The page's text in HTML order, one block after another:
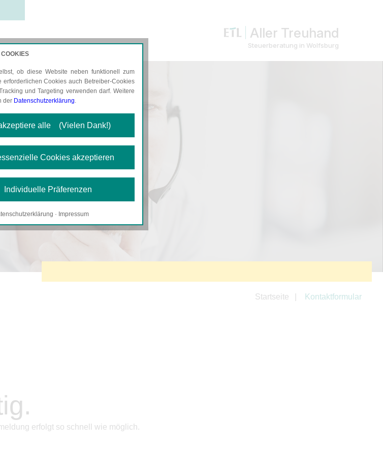
Aller Treuhand
Steuerberatung in Wolfsburg
KARRIERE
Startseite Kontaktformular
erfolgt so schnell wie möglich.
ob diese Website neben funktionell zum
erforderlichen Cookies auch Betreiber-Cookies
und Targeting verwenden darf. Weitere
der Datenschutzerklärung.
alle (Vielen Dank!)
Cookies akzeptieren
Präferenzen
Cookies
· Impressum